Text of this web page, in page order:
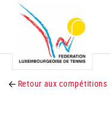
Retour aux compétitions